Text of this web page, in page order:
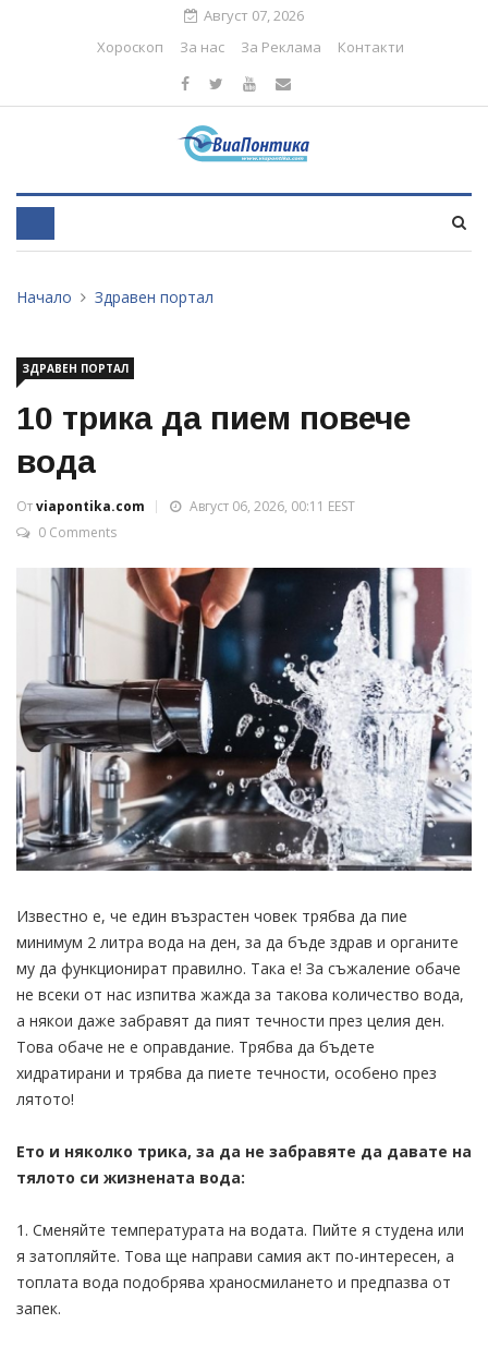
Август 07, 2026
Хороскоп
За нас За Реклама Контакти
Начало Здравен портал
ЗДРАВЕН ПОРТАЛ
10 трика да пием повече
вода
Отviapontika.com
Август 06, 2026, 00:11 EEST
0 Comments
Известно е, че един възрастен човек трябва да пие
минимум 2 литра вода на ден, за да бъде здрав и органите
му да функционират правилно. Така е! За съжаление обаче
не всеки от нас изпитва жажда за такова количество вода,
а някои даже забравят да пият течности през целия ден.
Това обаче не е оправдание. Трябва да бъдете
хидратирани и трябва да пиете течности, особено през
лятото!
Ето и няколко трика, за да не забравяте да давате на
тялото си жизнената вода:
1. Сменяйте температурата на водата. Пийте я студена или
я затопляйте. Това ще направи самия акт по-интересен, а
топлата вода подобрява храносмилането и предпазва от
запек.